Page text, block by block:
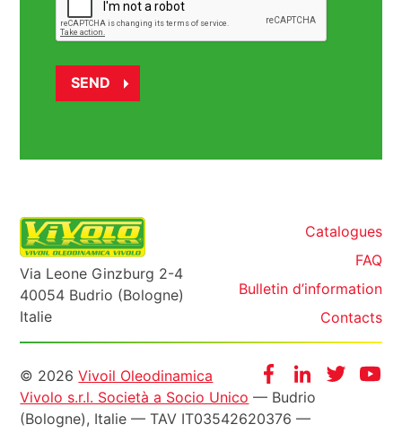
Via Leone Ginzburg 2-4
40054 Budrio (Bologne)
Italie
Catalogues
FAQ
Bulletin d’information
Contacts
FacebookInstagram
Twitter
Informazioni
legali
© 2026Vivoil Oleodinamica
Vivolo s.r.l. Società a Socio Unico — Budrio
(Bologne), Italie — TAV IT03542620376 —